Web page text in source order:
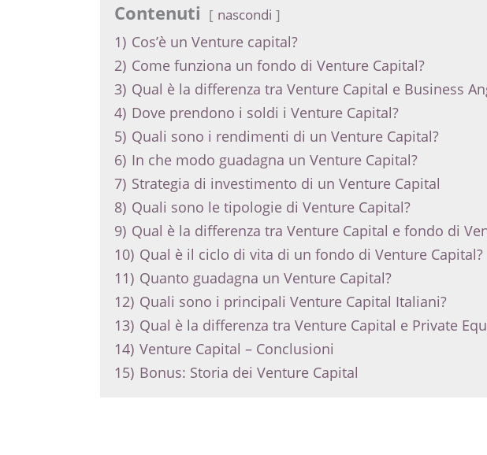
Contenuti nascondi
1) Cos’è un Venture capital?
2) Come funziona un fondo di Venture Capital?
3) Qual è la differenza tra Venture Capital e Business
4) Dove prendono i soldi i Venture Capital?
5) Quali sono i rendimenti di un Venture Capital?
6) In che modo guadagna un Venture Capital?
7) Strategia di investimento di un Venture Capital
8) Quali sono le tipologie di Venture Capital?
9) Qual è la differenza tra Venture Capital e fondo di
10) Qual è il ciclo di vita di un fondo di Venture Capital?
11) Quanto guadagna un Venture Capital?
12) Quali sono i principali Venture Capital Italiani?
13) Qual è la differenza tra Venture Capital e Private
14) Venture Capital – Conclusioni
15) Bonus: Storia dei Venture Capital